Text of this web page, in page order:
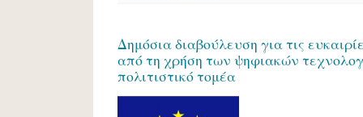
Δημόσια διαβούλευση για τις
από τη χρήση των ψηφιακών
πολιτιστικό τομέα